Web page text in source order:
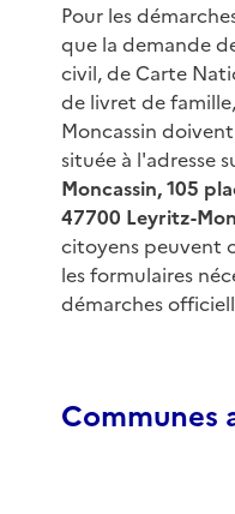
Pour les
que la demande
civil, de Carte
de livret de
Moncassin
située à l'adresse
Moncassin, 105
47700 Leyritz-
citoyens peuvent
les formulaires
démarches
Communes